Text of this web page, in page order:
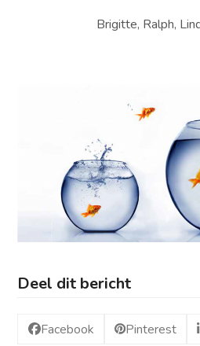
Brigitte, Ralph,
Deel dit bericht
Facebook Pinterest